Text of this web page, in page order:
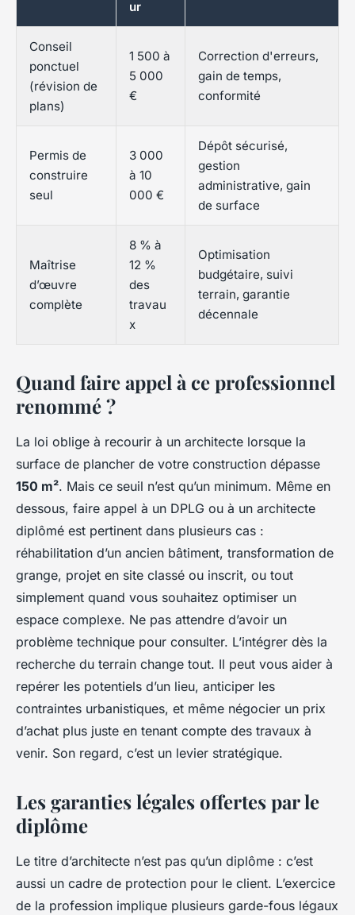
ur
Conseil
ponctuel
(révision de
plans)
1 500 à
5 000
€
Correction d'erreurs,
gain de temps,
conformité
Permis de
construire
seul
3 000
à 10
000 €
Dépôt sécurisé,
gestion
administrative, gain
de surface
Maîtrise
d’œuvre
complète
8 % à
12 %
des
travau
x
Optimisation
budgétaire, suivi
terrain, garantie
décennale
Quand faire appel à ce professionnel
renommé ?
La loi oblige à recourir à un architecte lorsque la
surface de plancher de votre construction dépasse
150 m². Mais ce seuil n’est qu’un minimum. Même en
dessous, faire appel à un DPLG ou à un architecte
diplômé est pertinent dans plusieurs cas :
réhabilitation d’un ancien bâtiment, transformation de
grange, projet en site classé ou inscrit, ou tout
simplement quand vous souhaitez optimiser un
espace complexe. Ne pas attendre d’avoir un
problème technique pour consulter. L’intégrer dès la
recherche du terrain change tout. Il peut vous aider à
repérer les potentiels d’un lieu, anticiper les
contraintes urbanistiques, et même négocier un prix
d’achat plus juste en tenant compte des travaux à
venir. Son regard, c’est un levier stratégique.
Les garanties légales offertes par le
diplôme
Le titre d’architecte n’est pas qu’un diplôme : c’est
aussi un cadre de protection pour le client. L’exercice
de la profession implique plusieurs garde-fous légaux